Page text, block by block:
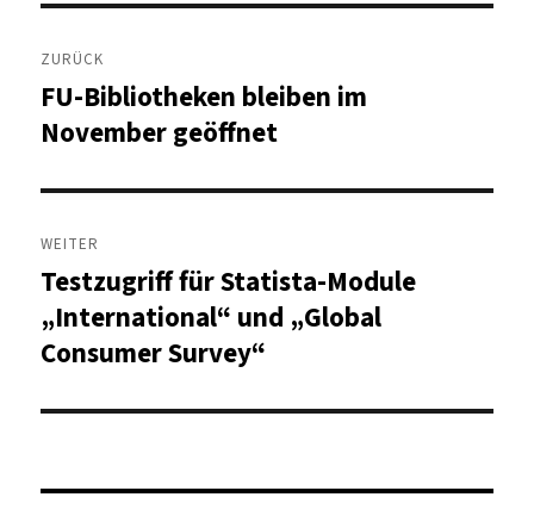
Beitragsnavigation
ZURÜCK
Vorheriger
Beitrag:
FU-Bibliotheken bleiben im
November geöffnet
WEITER
Nächster
Beitrag:
Testzugriff für Statista-Module
„International“ und „Global
Consumer Survey“